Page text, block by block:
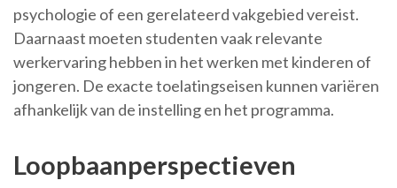
psychologie of een gerelateerd vakgebied vereist.
Daarnaast moeten studenten vaak relevante
werkervaring hebben in het werken met kinderen of
jongeren. De exacte toelatingseisen kunnen variëren
afhankelijk van de instelling en het programma.
Loopbaanperspectieven